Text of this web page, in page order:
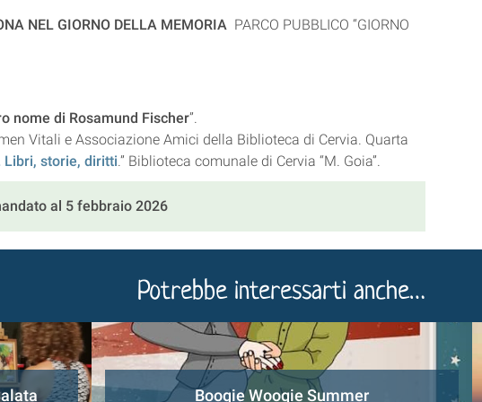
NEL GIORNO DELLA MEMORIA PARCO PUBBLICO “GIORNO
nome di Rosamund Fischer”.
Vitali e Associazione Amici della Biblioteca di Cervia. Quarta
Libri, storie, diritti .” Biblioteca comunale di Cervia “M. Goia”.
al 5 febbraio 2026
Potrebbe interessarti anche…
Boogie Woogie Summer